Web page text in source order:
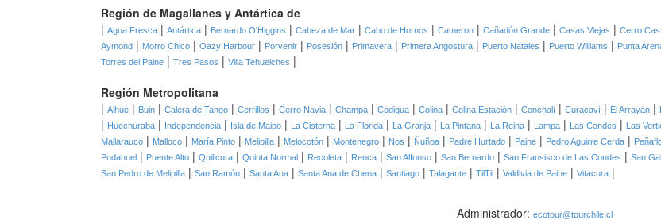
Región de Magallanes y Antártica de
| Agua Fresca | Antártica | Bernardo O'Higgins | Cabeza de Mar | Cabo de Hornos | Cameron | Cañadón Grande | Casas Viejas | Cerro
Aymond | Morro Chico | Oazy Harbour | Porvenir | Posesión | Primavera | Primera Angostura | Puerto Natales | Puerto Williams | Punta
Torres del Paine | Tres Pasos | Villa Tehuelches |
Región Metropolitana
| Alhué | Buin | Calera de Tango | Cerrillos | Cerro Navia | Champa | Codigua | Colina | Colina Estación | Conchalí | Curacaví | El Arrayán |
| Huechuraba | Independencia | Isla de Maipo | La Cisterna | La Florida | La Granja | La Pintana | La Reina | Lampa | Las Condes | Las
Mallarauco | Malloco | María Pinto | Melipilla | Melocotón | Montenegro | Nos | Ñuñoa | Padre Hurtado | Paine | Pedro Aguirre Cerda |
Pudahuel | Puente Alto | Quilicura | Quinta Normal | Recoleta | Renca | San Alfonso | San Bernardo | San Fransisco de Las Condes | San
San Pedro de Melipilla | San Ramón | Santa Ana | Santa Ana de Chena | Santiago | Talagante | TilTil | Valdivia de Paine | Vitacura |
Administrador: ecotour@tourchile.cl